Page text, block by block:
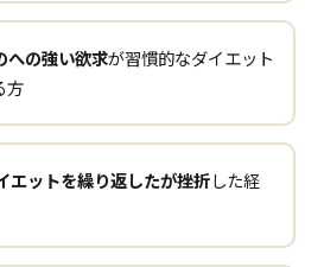
への強い欲求が習慣的なダイエット
方
エットを繰り返したが挫折した経